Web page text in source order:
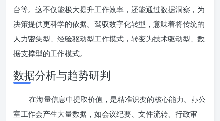
台等。这不仅能极大提升工作效率，还能通过数据洞察，为
决策提供更科学的依据。驾驭数字化转型，意味着将传统的
人力密集型、经验驱动型工作模式，转变为技术驱动型、数
据支撑型的工作模式。
数据分析与趋势研判
在海量信息中提取价值，是精准识变的核心能力。办公
室工作会产生大量数据，如会议纪要、文件流转、行政审